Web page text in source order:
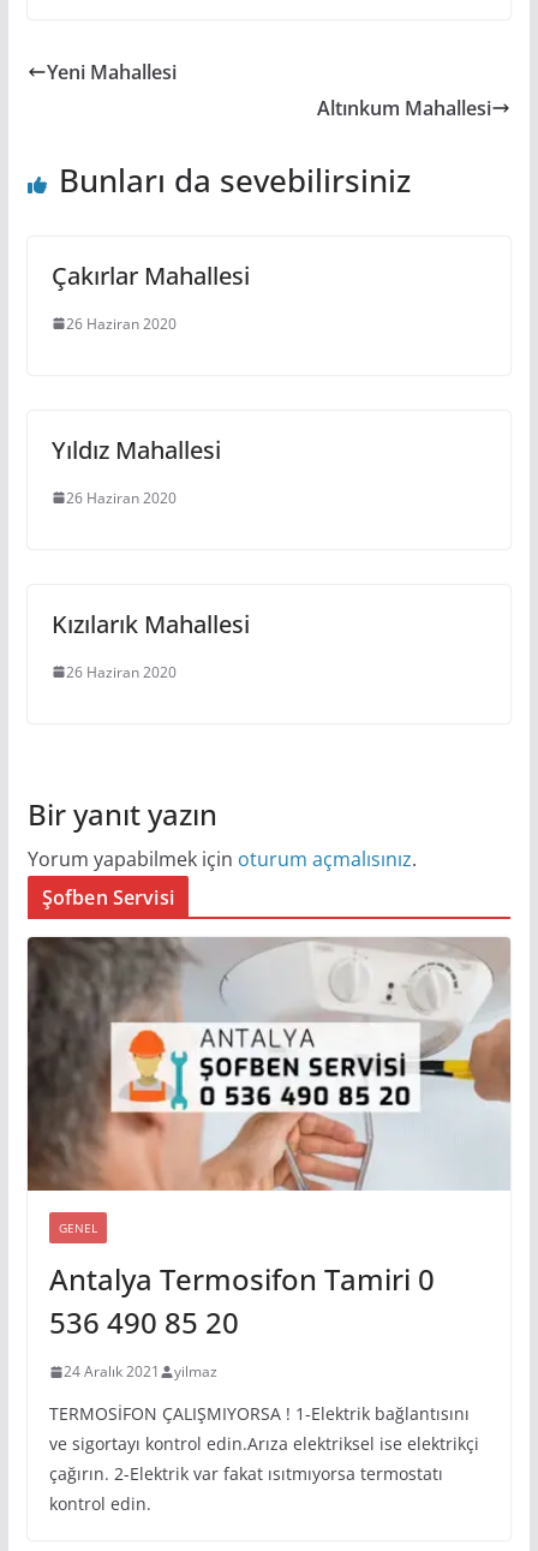
Yeni Mahallesi
Altınkum Mahallesi
Bunları da sevebilirsiniz
Çakırlar Mahallesi
26 Haziran 2020
Yıldız Mahallesi
26 Haziran 2020
Kızılarık Mahallesi
26 Haziran 2020
Bir yanıt yazın
Yorum yapabilmek için oturum açmalısınız.
Şofben Servisi
GENEL
Antalya Termosifon Tamiri 0
536 490 85 20
24 Aralık 2021 yilmaz
TERMOSİFON ÇALIŞMIYORSA ! 1-Elektrik bağlantısını
ve sigortayı kontrol edin.Arıza elektriksel ise elektrikçi
çağırın. 2-Elektrik var fakat ısıtmıyorsa termostatı
kontrol edin.